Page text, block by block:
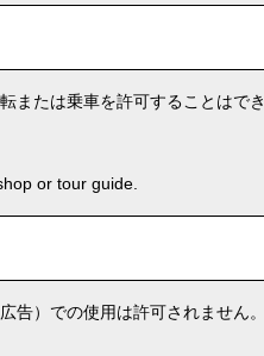
または乗車を許可することはでき
or tour guide.
告）での使用は許可されません。